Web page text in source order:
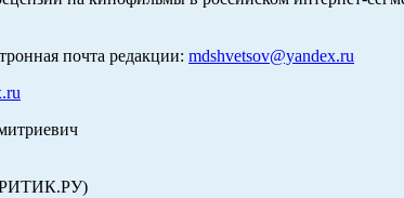
почта редакции: mdshvetsov@yandex.ru